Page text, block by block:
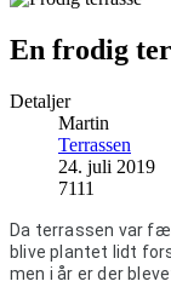
En frodig
Detaljer
Martin
Terrassen
24. juli 2019
7111
Da terrassen var
blive plantet lidt
men i år er der